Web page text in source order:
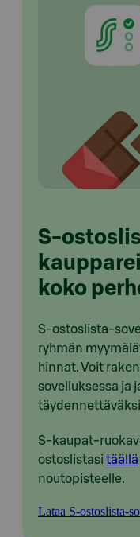
S-
koko
S-ostoslista-
ryhmän
hinnat. Voit
sovelluksessa ja
S-kaupat-
ostoslistasi täällä
noutopisteelle.
Lataa S-ostoslista-